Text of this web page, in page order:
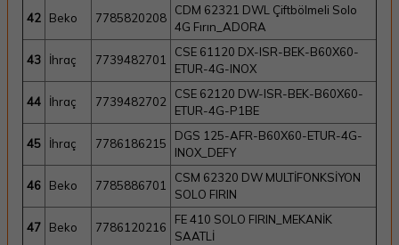
42 Beko 7785820208
CDM 62321 DWL Çiftbölmeli Solo
4G Fırın_ADORA
43 İhraç 7739482701
CSE 61120 DX-ISR-BEK-B60X60-
ETUR-4G-INOX
44 İhraç 7739482702
CSE 62120 DW-ISR-BEK-B60X60-
ETUR-4G-P1BE
45 İhraç 7786186215
DGS 125-AFR-B60X60-ETUR-4G-
INOX_DEFY
46 Beko 7785886701
CSM 62320 DW MULTİFONKSİYON
SOLO FIRIN
47 Beko 7786120216
FE 410 SOLO FIRIN_MEKANİK
SAATLİ